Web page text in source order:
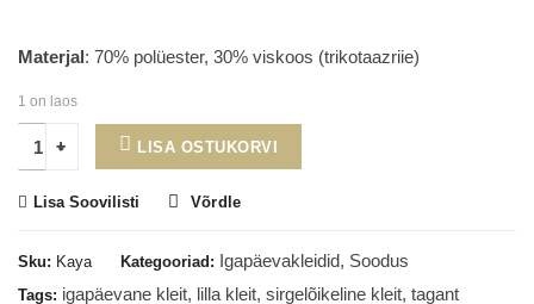
Materjal: 70% polüester, 30% viskoos (trikotaazriie)
1 on laos
LISA OSTUKORVI
Lisa Soovilisti Võrdle
Sku: Kaya Kategooriad: Igapäevakleidid, Soodus
Tags: igapäevane kleit, lilla kleit, sirgelõikeline kleit, tagant